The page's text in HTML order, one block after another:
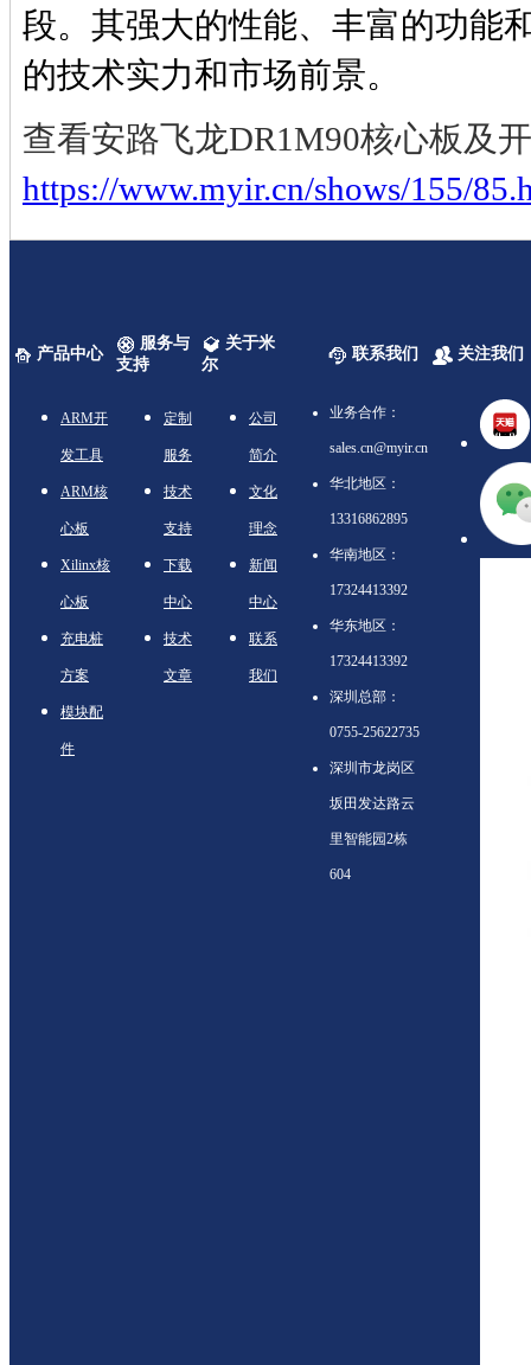
段。其强大的性能、丰富的功能
的技术实力和市场前景。
查看安路飞龙DR1M90核心板及
https://www.myir.cn/shows/155/
产品中心
服务与
支持
关于米
尔
联系我们 关注我们
ARM开
发工具
ARM核
心板
Xilinx核
心板
充电桩
方案
模块配
件
定制
服务
技术
支持
下载
中心
技术
文章
公司
简介
文化
理念
新闻
中心
联系
我们
业务合作：
sales.cn@myir.cn
华北地区：
13316862895
华南地区：
17324413392
华东地区：
17324413392
深圳总部：
0755-25622735
深圳市龙岗区
坂田发达路云
里智能园2栋
604